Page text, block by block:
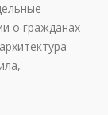
о гражданах